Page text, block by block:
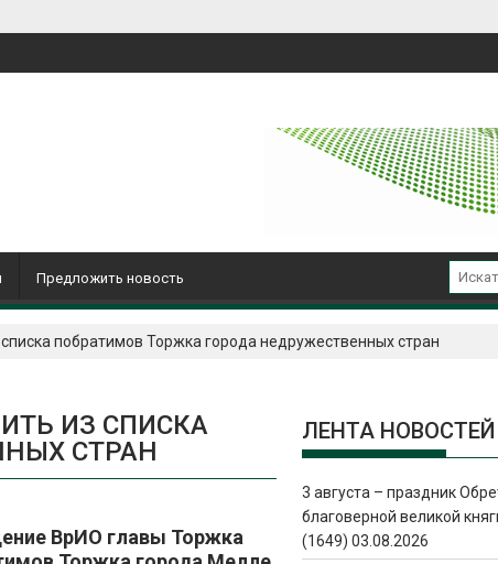
Предложить новость
побратимов Торжка города недружественных стран
ИЗ СПИСКА
СТРАН
ВрИО главы Торжка
ЛЕНТА НОВОСТЕЙ
3 августа – праздник
благоверной великой
(1649) 03.08.2026